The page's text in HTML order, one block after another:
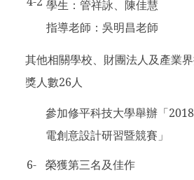
學生：管祥詠、陳佳慧
指導老師：吳明昌老師
其他相關學校、財團法人及產業
獎人數26人
6-
參加修平科技大學舉辦「
電創意設計研習暨競賽」
榮獲第三名及佳作